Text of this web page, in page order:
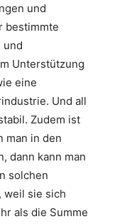
und
bestimmte
und
Unterstützung
eine
Und all
Zudem ist
man in den
dann kann man
solchen
weil sie sich
als die Summe